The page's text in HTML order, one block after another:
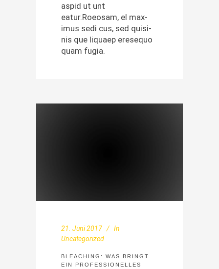
aspid ut unt
eatur.Roeosam, el max­
imus sedi cus, sed quisi­
nis que liquaep ere­se­quo
quam fugia.
21. Juni 2017
In
Uncategorized
BLEACHING: WAS BRINGT
EIN PROFESSIONELLES